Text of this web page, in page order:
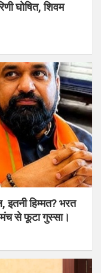
घोषित, शिवम
इतनी हिम्मत? भरत
मंच से फूटा गुस्सा।